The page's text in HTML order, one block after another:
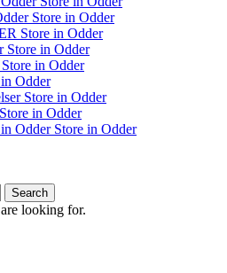
Store in Odder
Store in Odder
Store in Odder
Store in Odder
Odder
Store in Odder
Store in Odder
Odder Store in Odder
Search
looking for.